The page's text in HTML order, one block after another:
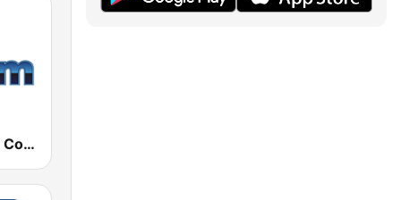
181.fm - 90's Country